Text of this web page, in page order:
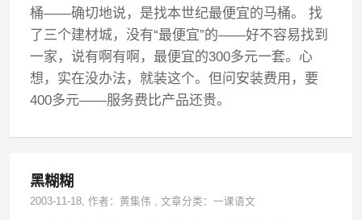
桶——确切地说，是找本世纪最便宜的马桶。 找
了三个建材城，没有“最便宜”的——好不容易找到
一家，说有啊有啊，最便宜的300多元一套。心
想，实在没办法，就装这个。但问安装费用，要
400多元——服务费比产品还贵。
黑糊糊
2003-11-18, 作者：黄集伟 ,文章分类：一课语文